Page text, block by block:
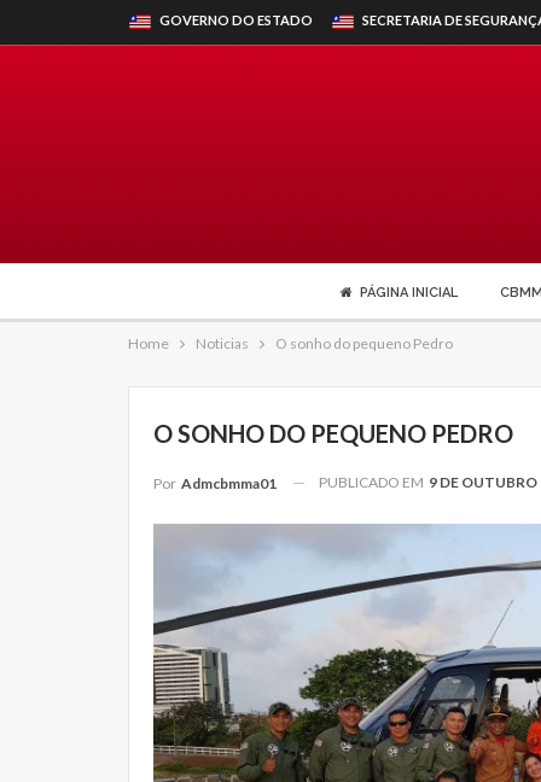
GOVERNO DO ESTADO SECRETARIA DE
PÁGINA INICIAL
Home Noticias O sonho do pequeno Pedro
O SONHO DO PEQUENO PEDRO
Por Admcbmma01 PUBLICADO EM 9 DE OUTUBRO